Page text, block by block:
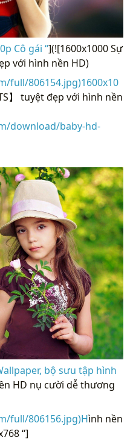
Cô gái “](![1600x1000 Sự
với hình nền HD)
full/806154.jpg)1600x10
】 tuyệt đẹp với hình nền
download/baby-hd-
bộ sưu tập hình
HD nụ cười dễ thương
full/806156.jpg)Hình nền
“]